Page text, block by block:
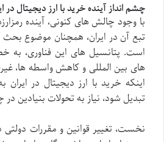
چشم انداز آینده خرید با ارز دیجیتال در
با وجود چالش های کنونی، آینده
تبع آن در ایران، همچنان موضوع بحث
است. پتانسیل های این فناوری،
های بین المللی و کاهش واسطه ها،
اینکه خرید با ارز دیجیتال در
تبدیل شود، نیاز به تحولات بنیادین
نخست، تغییر قوانین و مقررات دولتی